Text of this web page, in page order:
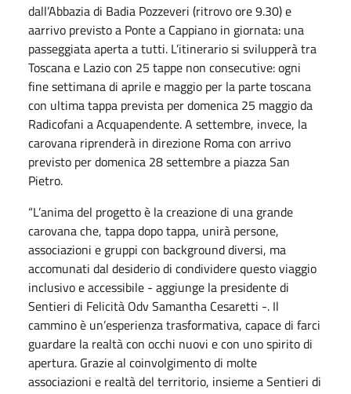
dall’Abbazia di Badia Pozzeveri (ritrovo ore 9.30) e
aarrivo previsto a Ponte a Cappiano in giornata: una
passeggiata aperta a tutti. L’itinerario si svilupperà tra
Toscana e Lazio con 25 tappe non consecutive: ogni
fine settimana di aprile e maggio per la parte toscana
con ultima tappa prevista per domenica 25 maggio da
Radicofani a Acquapendente. A settembre, invece, la
carovana riprenderà in direzione Roma con arrivo
previsto per domenica 28 settembre a piazza San
Pietro.
“L’anima del progetto è la creazione di una grande
carovana che, tappa dopo tappa, unirà persone,
associazioni e gruppi con background diversi, ma
accomunati dal desiderio di condividere questo viaggio
inclusivo e accessibile - aggiunge la presidente di
Sentieri di Felicità Odv Samantha Cesaretti -. Il
cammino è un’esperienza trasformativa, capace di farci
guardare la realtà con occhi nuovi e con uno spirito di
apertura. Grazie al coinvolgimento di molte
associazioni e realtà del territorio, insieme a Sentieri di